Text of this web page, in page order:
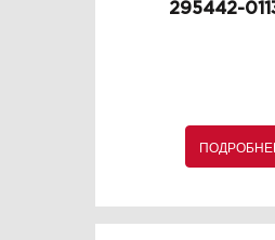
295442-